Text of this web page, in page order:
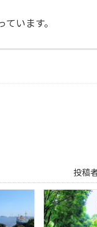
います。
投稿